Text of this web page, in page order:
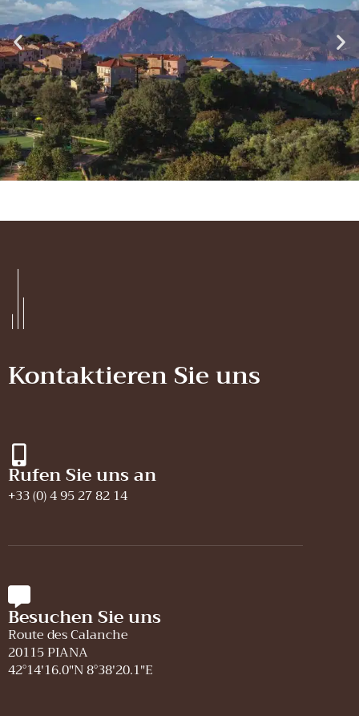
Kontaktieren Sie uns
Rufen Sie uns an
+33 (0) 4 95 27 82 14
Besuchen Sie uns
Route des Calanche
20115 PIANA
42°14'16.0″N 8°38'20.1″E